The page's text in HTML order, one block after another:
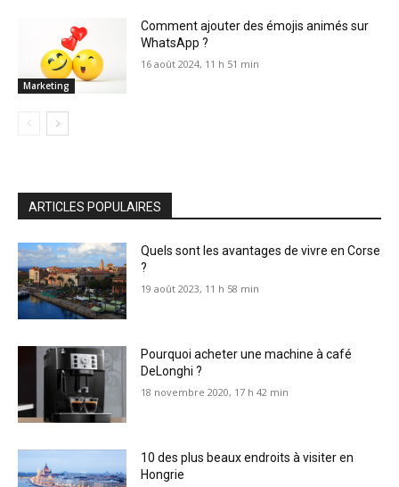
Marketing
Comment ajouter des émojis animés sur
WhatsApp ?
16 août 2024, 11 h 51 min
ARTICLES POPULAIRES
Quels sont les avantages de vivre en Corse
?
19 août 2023, 11 h 58 min
Pourquoi acheter une machine à café
DeLonghi ?
18 novembre 2020, 17 h 42 min
10 des plus beaux endroits à visiter en
Hongrie